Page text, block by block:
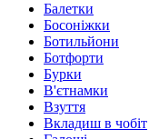
Балетки
Босоніжки
Ботильйони
Ботфорти
Бурки
В'єтнамки
Взуття
Вкладиш в чобіт